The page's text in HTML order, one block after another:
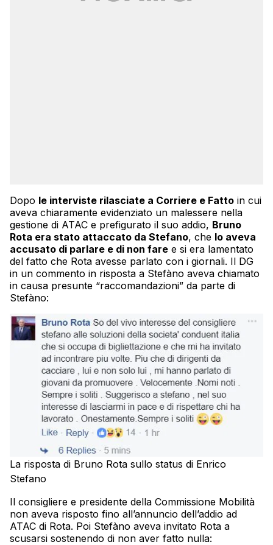
Dopo le interviste rilasciate a Corriere e Fatto in cui
aveva chiaramente evidenziato un malessere nella
gestione di ATAC e prefigurato il suo addio, Bruno
Rota era stato attaccato da Stefano, che lo aveva
accusato di parlare e di non fare e si era lamentato
del fatto che Rota avesse parlato con i giornali. Il DG
in un commento in risposta a Stefàno aveva chiamato
in causa presunte “raccomandazioni” da parte di
Stefàno:
La risposta di Bruno Rota sullo status di Enrico
Stefano
Il consigliere e presidente della Commissione Mobilità
non aveva risposto fino all’annuncio dell’addio ad
ATAC di Rota. Poi Stefàno aveva invitato Rota a
scusarsi sostenendo di non aver fatto nulla: